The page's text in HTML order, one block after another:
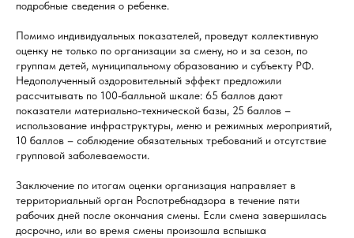
подробные сведения о ребенке.
Помимо индивидуальных показателей, проведут коллективную
оценку не только по организации за смену, но и за сезон, по
группам детей, муниципальному образованию и субъекту РФ.
Недополученный оздоровительный эффект предложили
рассчитывать по 100-балльной шкале: 65 баллов дают
показатели материально-технической базы, 25 баллов –
использование инфраструктуры, меню и режимных мероприятий,
10 баллов – соблюдение обязательных требований и отсутствие
групповой заболеваемости.
Заключение по итогам оценки организация направляет в
территориальный орган Роспотребнадзора в течение пяти
рабочих дней после окончания смены. Если смена завершилась
досрочно, или во время смены произошла вспышка